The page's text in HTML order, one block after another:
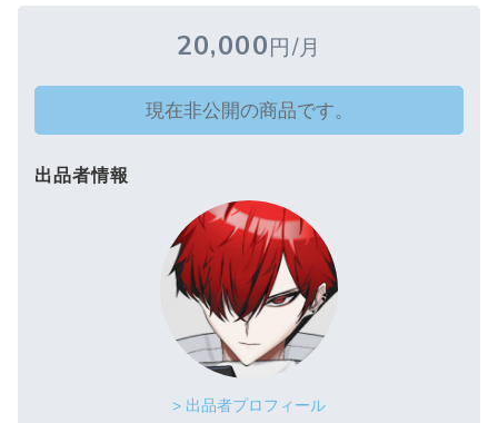
20,000円/月
現在非公開の商品です。
出品者情報
> 出品者プロフィール